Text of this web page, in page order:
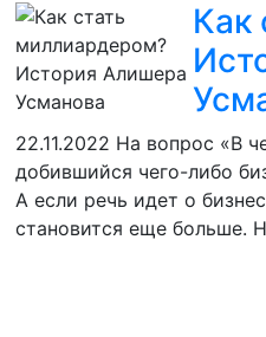
Как
22.11.2022 На вопрос «В
добившийся чего-либо
А если речь идет о
становится еще больше.